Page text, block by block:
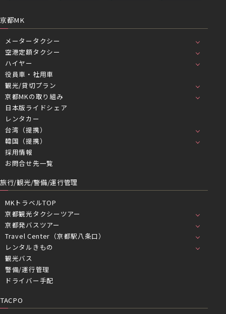
京都MK
メータータクシー
空港定額タクシー
ハイヤー
役員車・社用車
観光/貸切プラン
京都MKの取り組み
日本版ライドシェア
レンタカー
台湾（提携）
韓国（提携）
採用情報
お問合せ先一覧
旅行/観光/警備/運行管理
MKトラベルTOP
京都観光タクシーツアー
京都発バスツアー
Travel Center（京都駅八条口）
レンタルきもの
観光バス
警備/運行管理
ドライバー手配
TACPO